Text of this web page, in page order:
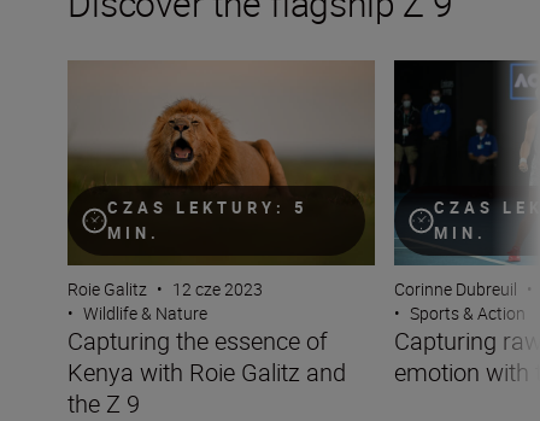
CZAS LEKTURY: 5
MIN.
Capturing the essence of Kenya with Roie Galitz and
Roie Galitz • 12 cze 2023
• Wildlife & Nature
Capturing the essence of
Kenya with Roie Galitz and
the Z 9
CZAS
MIN.
Capturing raw
Corinne Dubreuil •
• Sports & Action
Capturing
emotion with